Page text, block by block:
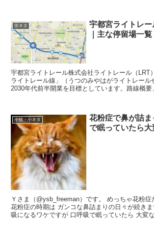
街ネタ
宇都宮ライトレ
｜主な停留場一覧
宇都宮ライトレール株式会社ライトレール（LRT
ライトレール線」（うつのみやはがライトレール
2030年代前半開業を目標としています。路線概要
小技・小ネタ
花粉症で鼻が詰
で眠っていたら大
Ｙさま（@ysb_freeman）です。 めっちゃ花粉症だったりします。
花粉症の時期は ガンコな鼻詰まりの日々が続きます。 必然的